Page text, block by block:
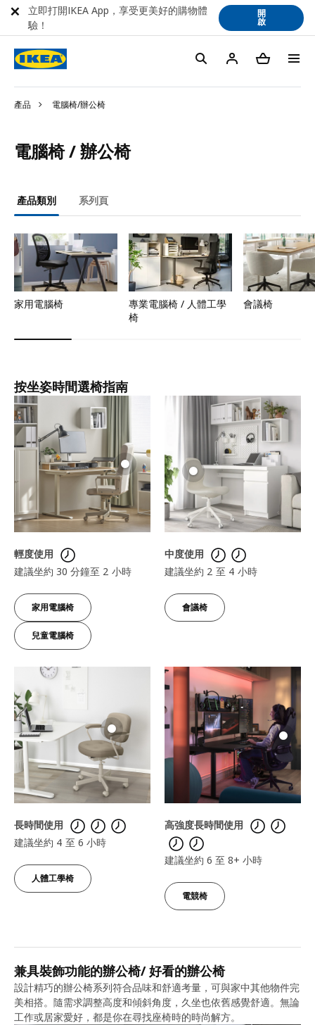
產品 電腦椅/辦公椅
電腦椅 / 辦公椅
產品類別 系列頁
家用電腦椅
專業電腦椅 / 人體工學
椅
會議椅
按坐姿時間選椅指南​
輕度使用
建議坐約 30 分鐘至 2 小時
家用電腦椅
兒童電腦椅
中度使用
建議坐約 2 至 4 小時
會議椅
長時間使用
建議坐約 4 至 6 小時
人體工學椅
高強度長時間使用
建議坐約 6 至 8+ 小時
電競椅
兼具裝飾功能的辦公椅/ 好看的辦公椅
設計精巧的辦公椅系列符合品味和舒適考量，可與家中其他物件完
美相搭。隨需求調整高度和傾斜角度，久坐也依舊感覺舒適。無論
工作或居家愛好，都是你在尋找座椅時的時尚解方。
立即打開IKEA App，享受更美好的購物體
驗！
開
啟